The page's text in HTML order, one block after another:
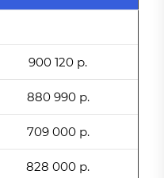
900 120 р.
880 990 р.
709 000 р.
828 000 р.